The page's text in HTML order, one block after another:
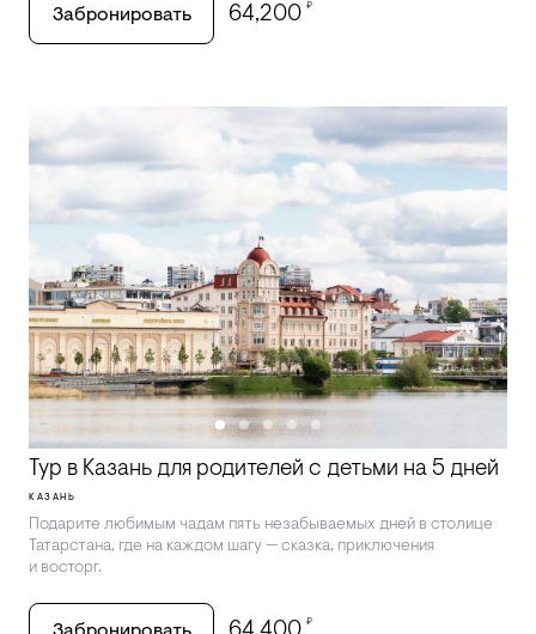
Забронировать 64,200 ₽
Тур в Казань для родителей с детьми на 5 дней
КАЗАНЬ
Подарите любимым чадам пять незабываемых дней в столице
Татарстана, где на каждом шагу — сказка, приключения
и восторг.
₽